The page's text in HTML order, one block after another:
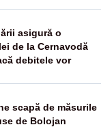
asigură o
de la Cernavodă
debitele vor
scapă de măsurile
de Bolojan